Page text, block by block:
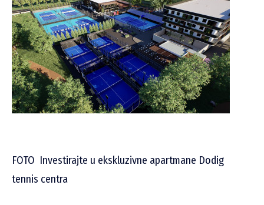
FOTO Investirajte u ekskluzivne apartmane Dodig
tennis centra